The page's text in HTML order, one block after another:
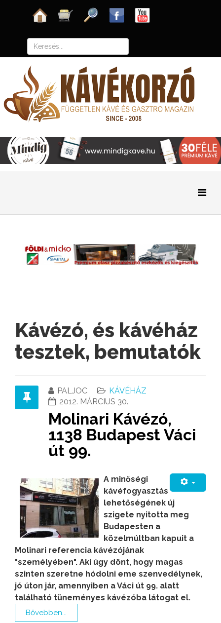
Kávézó, és kávéház
tesztek, bemutatók
PALJOC
KÁVÉHÁZ
2012. MÁRCIUS 30.
Molinari Kávézó,
1138 Budapest Váci
út 99.
A minőségi
kávéfogyasztás
lehetőségének új
szigete nyitotta meg
Budapesten a
közelmúltban kapuit a
Molinari referencia kávézójának
"személyében". Aki úgy dönt, hogy magas
szinten szeretne hódolni eme szenvedélynek,
jó úton jár, amennyiben a Váci út 99. alatt
található tüneményes kávézóba látogat el.
Bővebben...